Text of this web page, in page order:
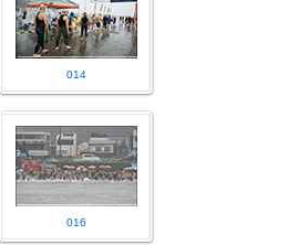
014
016